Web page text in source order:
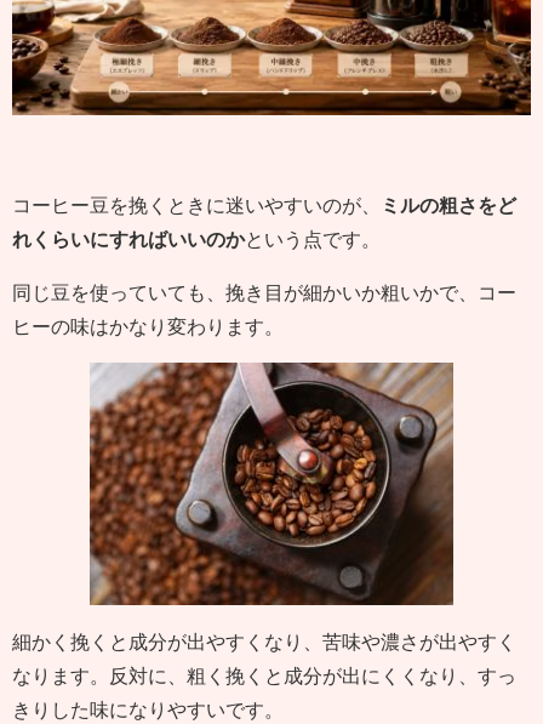
コーヒー豆を挽くときに迷いやすいのが、
ミルの粗さをど
れくらいにすればいいのかという点です。
同じ豆を使っていても、挽き目が細かいか粗いかで、コー
ヒーの味はかなり変わります。
細かく挽くと成分が出やすくなり、苦味や濃さが出やすく
なります。反対に、粗く挽くと成分が出にくくなり、すっ
きりした味になりやすいです。